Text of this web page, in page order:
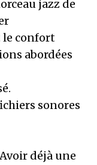
jazz de
le confort
abordées
sonores
déjà une